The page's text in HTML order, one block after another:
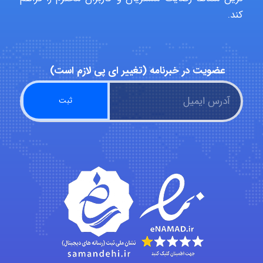
aghajari vahid
Poubakhtiari
Alirez0990
hosein abdolvand
کند.
عضویت در خبرنامه (تغییر ای پی لازم است)